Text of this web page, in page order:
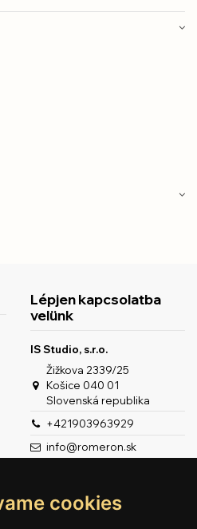
cookies
Lépjen kapcsolatba
velünk
IS Studio, s.r.o.
Žižkova 2339/25
Košice 040 01
Slovenská republika
+421903963929
info@romeron.sk